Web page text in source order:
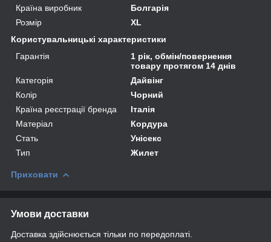
Країна виробник
Болгарія
Розмір
XL
Користувальницькі характеристики
Гарантія
1 рік, обмін/повернення
товару протягом 14 днів
Категорія
Дайвінг
Колір
Чорний
Країна реєстрації бренда
Італія
Матеріал
Кордура
Стать
Унісекс
Тип
Жилет
Приховати
Умови доставки
Доставка здійснюється тільки по передоплаті.